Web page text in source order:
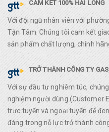
CAM KẾT 100% HÀI LÒNG
Với đội ngũ nhân viên với
Tận Tâm. Chúng tôi cam kết
sản phẩm chất lượng, chính
TRỞ THÀNH CÔNG TY
Với sự đầu tư nghiêm túc,
nghiệm người dùng (Customer
trực tuyến và ngoại tuyến để
đáng trong nỗ lực trở thành